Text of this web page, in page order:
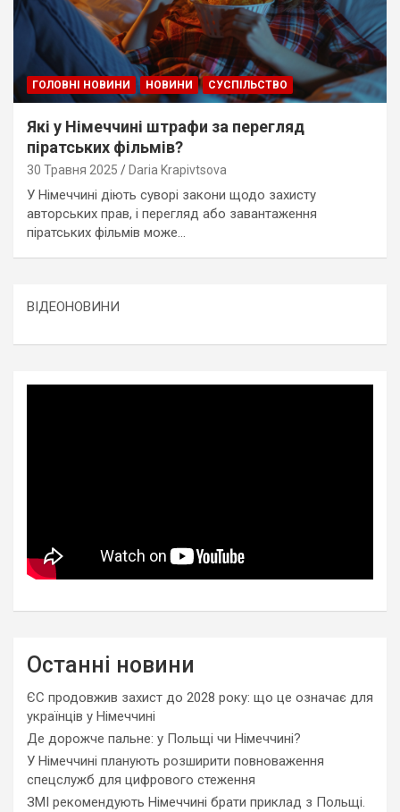
ГОЛОВНІ НОВИНИ НОВИНИ СУСПІЛЬСТВО
Які у Німеччині штрафи за перегляд
піратських фільмів?
30 Травня 2025 Daria Krapivtsova
У Німеччині діють суворі закони щодо захисту
авторських прав, і перегляд або завантаження
піратських фільмів може…
ВІДЕОНОВИНИ
Останні новини
ЄС продовжив захист до 2028 року: що це означає для
українців у Німеччині
Де дорожче пальне: у Польщі чи Німеччині?
У Німеччині планують розширити повноваження
спецслужб для цифрового стеження
ЗМІ рекомендують Німеччині брати приклад з Польщі.